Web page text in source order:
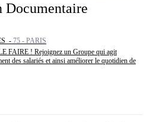
Documentaire
- 75 - PARIS
FAIRE ! Rejoignez un Groupe qui agit
des salariés et ainsi améliorer le quotidien de